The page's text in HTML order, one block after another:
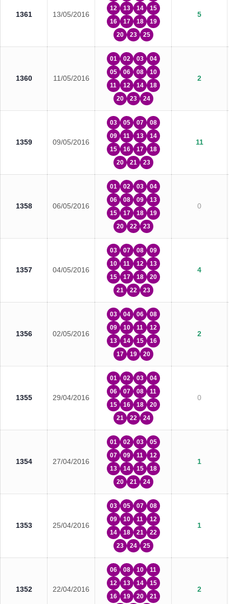
1361 13/05/2016
12
13 14
15
16
17 18
19
20
23 25
5
1360 11/05/2016
01 02 03
04
05
06 08
10
11
12 14
18
20
23 24
2
1359 09/05/2016
03 05 07
08
09
11 13
14
15
16 17
18
20
21 23
11
1358 06/05/2016
01 02 03
04
06
08 09
13
15
17 18
19
20
22 23
0
1357 04/05/2016
03 07 08
09
10
11 12
13
15
17 18
20
21
22 23
4
1356 02/05/2016
03 04 06
08
09
10 11
12
13
14 15
16
17
19 20
2
1355 29/04/2016
01 02 03
04
06
07 08
11
15
16 18
20
21
22 24
0
1354 27/04/2016
01 02 03
05
07
09 11
12
13
14 15
18
20
21 24
1
1353 25/04/2016
03 05 07
08
09
10 11
12
14
18 21
22
23
24 25
1
1352 22/04/2016
06 08 10
11
12
13 14
15
16
19 20 21
2